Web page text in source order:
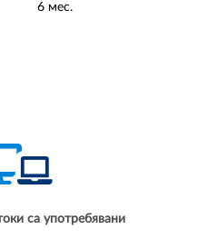
6 мес.
са употребявани